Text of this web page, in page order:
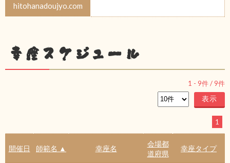
hitohanadoujyo.com
幸座スケジュール
1 - 9件 /9件
1
開催日 師範名 ▲ 幸座名
会場都
道府県
幸座タイプ